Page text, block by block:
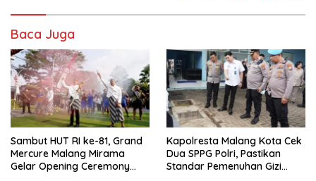
Baca Juga
Sambut HUT RI ke-81, Grand
Mercure Malang Mirama
Gelar Opening Ceremony
Kapolresta Malang Kota Cek
Dua SPPG Polri, Pastikan
Standar Pemenuhan Gizi